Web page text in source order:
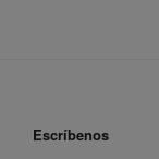
Escríbenos